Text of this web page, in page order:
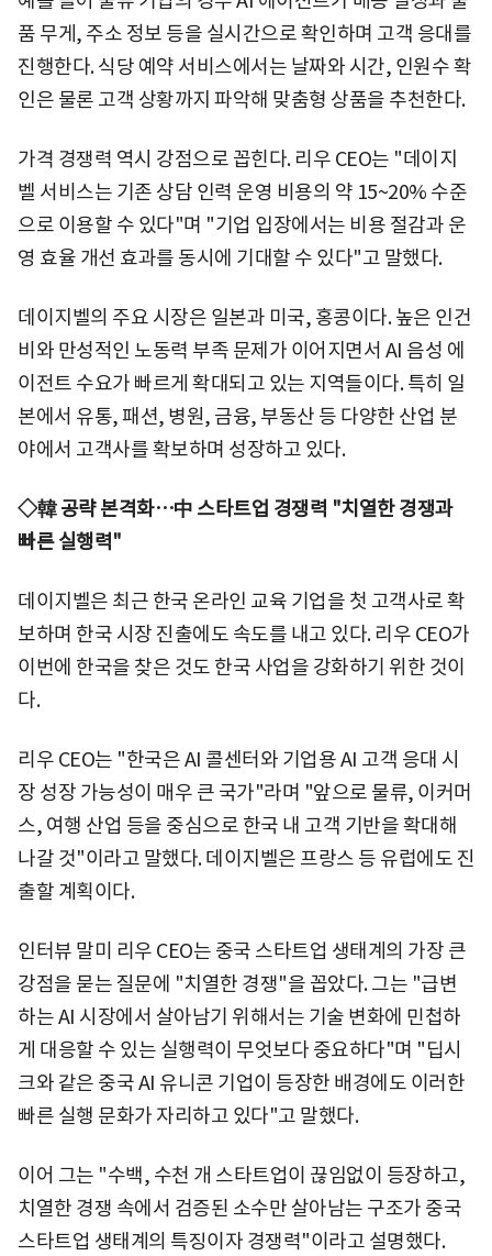
품 무게, 주소 정보 등을 실시간으로 확인하며 고객 응대를
진행한다. 식당 예약 서비스에서는 날짜와 시간, 인원수 확
인은 물론 고객 상황까지 파악해 맞춤형 상품을 추천한다.
가격 경쟁력 역시 강점으로 꼽힌다. 리우 CEO는 "데이지
벨 서비스는 기존 상담 인력 운영 비용의 약 15~20% 수준
으로 이용할 수 있다"며 "기업 입장에서는 비용 절감과 운
영 효율 개선 효과를 동시에 기대할 수 있다"고 말했다.
데이지벨의 주요 시장은 일본과 미국, 홍콩이다. 높은 인건
비와 만성적인 노동력 부족 문제가 이어지면서 AI 음성 에
이전트 수요가 빠르게 확대되고 있는 지역들이다. 특히 일
본에서 유통, 패션, 병원, 금융, 부동산 등 다양한 산업 분
야에서 고객사를 확보하며 성장하고 있다.
◇韓 공략 본격화…中 스타트업 경쟁력 "치열한 경쟁과
빠른 실행력"
데이지벨은 최근 한국 온라인 교육 기업을 첫 고객사로 확
보하며 한국 시장 진출에도 속도를 내고 있다. 리우 CEO가
이번에 한국을 찾은 것도 한국 사업을 강화하기 위한 것이
다.
리우 CEO는 "한국은 AI 콜센터와 기업용 AI 고객 응대 시
장 성장 가능성이 매우 큰 국가"라며 "앞으로 물류, 이커머
스, 여행 산업 등을 중심으로 한국 내 고객 기반을 확대해
나갈 것"이라고 말했다. 데이지벨은 프랑스 등 유럽에도 진
출할 계획이다.
인터뷰 말미 리우 CEO는 중국 스타트업 생태계의 가장 큰
강점을 묻는 질문에 "치열한 경쟁"을 꼽았다. 그는 "급변
하는 AI 시장에서 살아남기 위해서는 기술 변화에 민첩하
게 대응할 수 있는 실행력이 무엇보다 중요하다"며 "딥시
크와 같은 중국 AI 유니콘 기업이 등장한 배경에도 이러한
빠른 실행 문화가 자리하고 있다"고 말했다.
이어 그는 "수백, 수천 개 스타트업이 끊임없이 등장하고,
치열한 경쟁 속에서 검증된 소수만 살아남는 구조가 중국
스타트업 생태계의 특징이자 경쟁력"이라고 설명했다.